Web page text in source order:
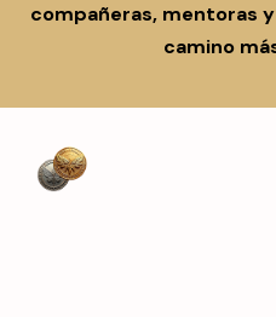
compañeras, mentoras
camino